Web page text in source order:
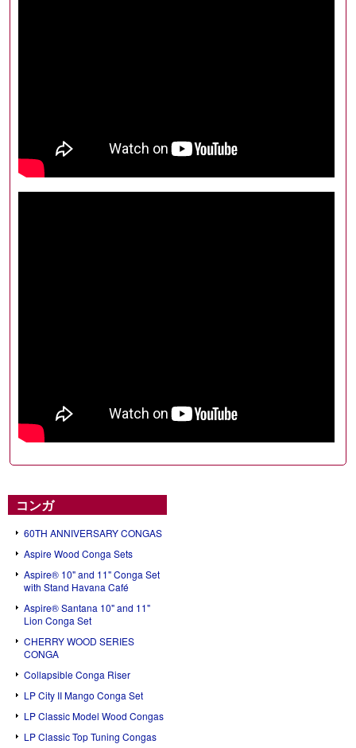
コンガ
60TH ANNIVERSARY CONGAS
Aspire Wood Conga Sets
Aspire® 10" and 11" Conga Set
with Stand Havana Café
Aspire® Santana 10" and 11"
Lion Conga Set
CHERRY WOOD SERIES
CONGA
Collapsible Conga Riser
LP City II Mango Conga Set
LP Classic Model Wood Congas
LP Classic Top Tuning Congas